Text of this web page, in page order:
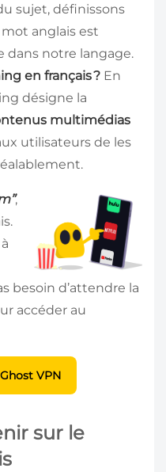
sujet, définissons
mot anglais est
dans notre langage.
en français ? En
désigne la
multimédias
utilisateurs de les
,
besoin d’attendre la
accéder au
VPN
sur le